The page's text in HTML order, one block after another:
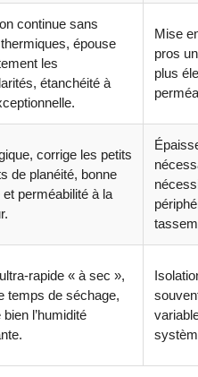
continue sans
épouse
les
étanchéité à
Mise
pros
plus
corrige les petits
de planéité, bonne
et perméabilité à la
rapide « à sec »,
temps de séchage,
bien l’humidité